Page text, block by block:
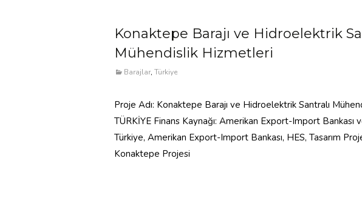
Konaktepe Barajı ve Hidroelektrik
Mühendislik Hizmetleri
Barajlar, Türkiye
Proje Adı: Konaktepe Barajı ve Hidroelektrik Santralı
TÜRKİYE Finans Kaynağı: Amerikan Export-Import
Türkiye, Amerikan Export-Import Bankası, HES, Tasarım
Konaktepe Projesi